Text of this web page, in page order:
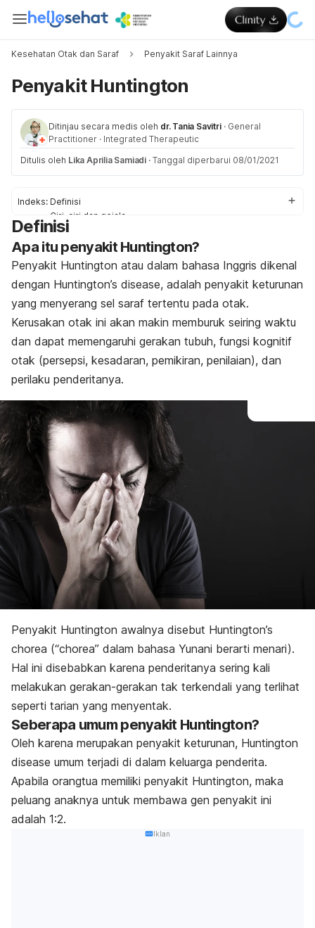
Kesehatan Otak dan Saraf Penyakit Saraf Lainnya
Penyakit Huntington
Ditinjau secara medis oleh dr. Tania Savitri · General
Practitioner · Integrated Therapeutic
Ditulis oleh Lika Aprilia Samiadi · Tanggal diperbarui 08/01/2021
Indeks: Definisi
Ciri-ciri dan gejala
Penyebab
Faktor pemicu
Diagnosis
Pengobatan
Definisi
Apa itu penyakit Huntington?
Penyakit Huntington atau dalam bahasa Inggris dikenal
dengan Huntington’s disease, adalah penyakit keturunan
yang menyerang sel saraf tertentu pada otak.
Kerusakan otak ini akan makin memburuk seiring waktu
dan dapat memengaruhi gerakan tubuh, fungsi kognitif
otak (persepsi, kesadaran, pemikiran, penilaian), dan
perilaku penderitanya.
Penyakit Huntington awalnya disebut Huntington’s
chorea (“chorea” dalam bahasa Yunani berarti menari).
Hal ini disebabkan karena penderitanya sering kali
melakukan gerakan-gerakan tak terkendali yang terlihat
seperti tarian yang menyentak.
Seberapa umum penyakit Huntington?
Oleh karena merupakan penyakit keturunan, Huntington
disease umum terjadi di dalam keluarga penderita.
Apabila orangtua memiliki penyakit Huntington, maka
peluang anaknya untuk membawa gen penyakit ini
adalah 1:2.
Iklan